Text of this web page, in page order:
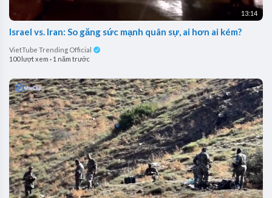
13:14
Israel vs. Iran: So găng sức mạnh quân sự, ai hơn ai kém?
VietTube Trending Official
100 lượt xem · 1 năm trước